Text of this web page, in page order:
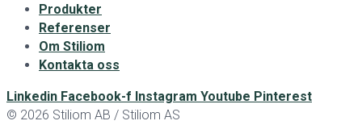
Produkter
Referenser
Om Stiliom
Kontakta oss
Linkedin Facebook-f Instagram Youtube Pinterest
© 2026 Stiliom AB / Stiliom AS